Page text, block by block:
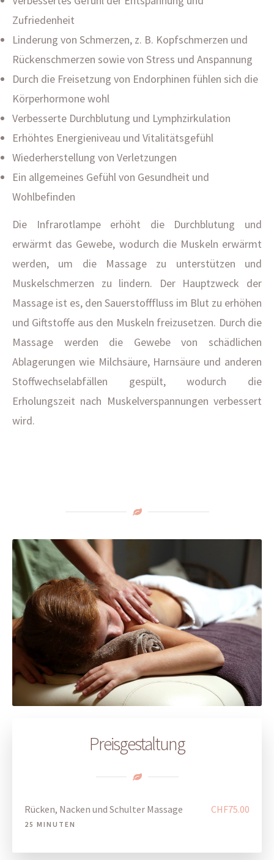
Zufriedenheit
Linderung von Schmerzen, z. B. Kopfschmerzen und
Rückenschmerzen sowie von Stress und Anspannung
Durch die Freisetzung von Endorphinen fühlen sich die
Körperhormone wohl
Verbesserte Durchblutung und Lymphzirkulation
Erhöhtes Energieniveau und Vitalitätsgefühl
Wiederherstellung von Verletzungen
Ein allgemeines Gefühl von Gesundheit und
Wohlbefinden
Die Infrarotlampe erhöht die Durchblutung und
erwärmt das Gewebe, wodurch die Muskeln erwärmt
werden, um die Massage zu unterstützen und
Muskelschmerzen zu lindern. Der Hauptzweck der
Massage ist es, den Sauerstofffluss im Blut zu erhöhen
und Giftstoffe aus den Muskeln freizusetzen. Durch die
Massage werden die Gewebe von schädlichen
Ablagerungen wie Milchsäure, Harnsäure und anderen
Stoffwechselabfällen gespült, wodurch die
Erholungszeit nach Muskelverspannungen verbessert
wird.
Preisgestaltung
Rücken, Nacken und Schulter Massage CHF75.00
25 MINUTEN